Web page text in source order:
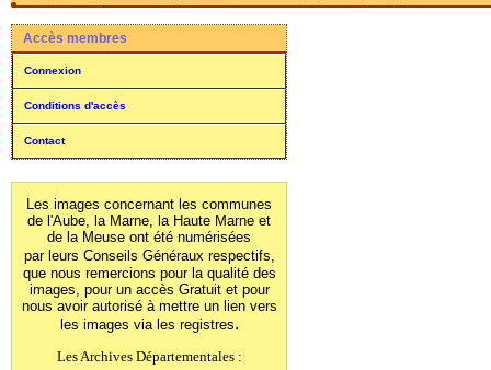
Accès membres
Connexion
Conditions d'accès
Contact
Les images concernant les communes
de l'Aube, la Marne, la Haute Marne et
de la Meuse ont été numérisées
par leurs Conseils Généraux respectifs,
que nous remercions pour la qualité des
images, pour un accès Gratuit et pour
nous avoir autorisé à mettre un lien vers
les images via les registres.
Les Archives Départementales :